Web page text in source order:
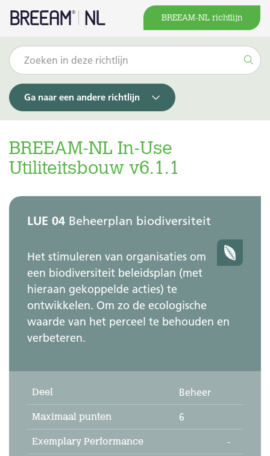
BREEAM-NL richtlijn
Ga naar een andere richtlijn
BREEAM-NL In-Use
Utiliteitsbouw v6.1.1
LUE 04 Beheerplan biodiversiteit
Het stimuleren van organisaties om
een biodiversiteit beleidsplan (met
hieraan gekoppelde acties) te
ontwikkelen. Om zo de ecologische
waarde van het perceel te behouden en
verbeteren.
Deel Beheer
Maximaal punten 6
Exemplary Performance -